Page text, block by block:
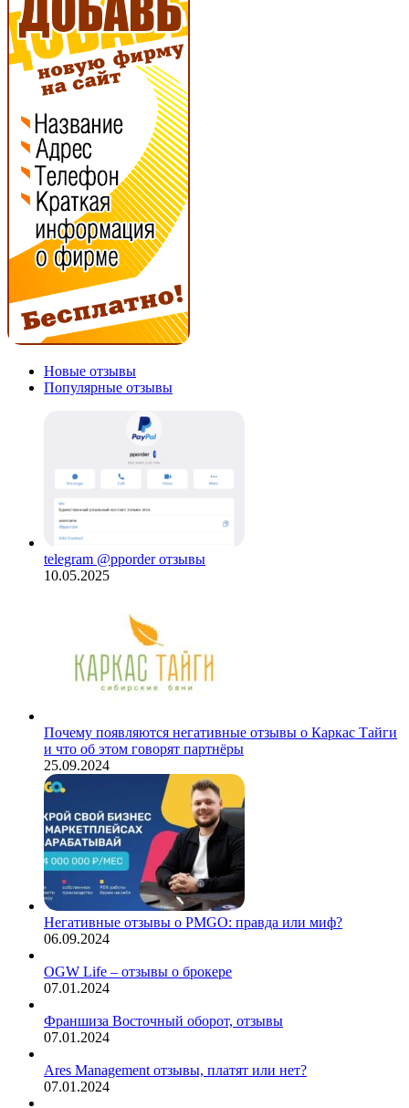
Новые отзывы
Популярные отзывы
telegram @pporder отзывы
10.05.2025
Почему появляются негативные отзывы о Каркас Тайги
и что об этом говорят партнёры
25.09.2024
Негативные отзывы о PMGO: правда или миф?
06.09.2024
OGW Life – отзывы о брокере
07.01.2024
Франшиза Восточный оборот, отзывы
07.01.2024
Ares Management отзывы, платят или нет?
07.01.2024